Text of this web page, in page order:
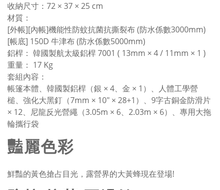
收納尺寸：72 × 37 × 25 cm
材質：
[外帳][內帳]機能性防蚊抗菌抗撕裂布 (防水係數3000mm)
[帳底] 150D 牛津布 (防水係數5000mm)
鋁桿： 韓國製航太級鋁桿 7001 ( 13mm × 4 / 11mm × 1 )
重量： 17 Kg
套組內容：
帳篷本體、韓國製鋁桿（銀 × 4、金 × 1）、人體工學營
槌、強化大黑釘（7mm × 10" × 28+1）、9字古銅金防滑片
× 12、尼龍反光營繩（3.05m × 6、2.03m × 6）、專用大拖
輪攜行袋
豔麗色彩
鮮豔的黃色搶占目光，露營界的大黃蜂現在登場!